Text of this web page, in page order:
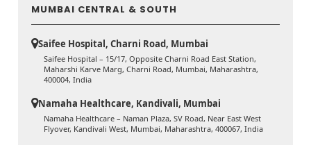
MUMBAI CENTRAL & SOUTH
Saifee Hospital, Charni Road, Mumbai
Saifee Hospital – 15/17, Opposite Charni Road East Station,
Maharshi Karve Marg, Charni Road, Mumbai, Maharashtra,
400004, India
Namaha Healthcare, Kandivali, Mumbai
Namaha Healthcare – Naman Plaza, SV Road, Near East West
Flyover, Kandivali West, Mumbai, Maharashtra, 400067, India